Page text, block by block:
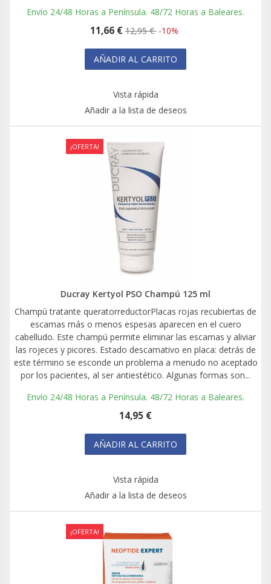
Envío 24/48 Horas a Península. 48/72 Horas a Baleares.
11,66 € 12,95 € -10%
AÑADIR AL CARRITO
Vista rápida
Añadir a la lista de deseos
¡OFERTA!
Ducray Kertyol PSO Champú 125 ml
Champú tratante queratorreductorPlacas rojas recubiertas de
escamas más o menos espesas aparecen en el cuero
cabelludo. Este champú permite eliminar las escamas y aliviar
las rojeces y picores. Estado descamativo en placa: detrás de
este término se esconde un problema a menudo no aceptado
por los pacientes, al ser antiestético. Algunas formas son...
Envío 24/48 Horas a Península. 48/72 Horas a Baleares.
14,95 €
AÑADIR AL CARRITO
Vista rápida
Añadir a la lista de deseos
¡OFERTA!